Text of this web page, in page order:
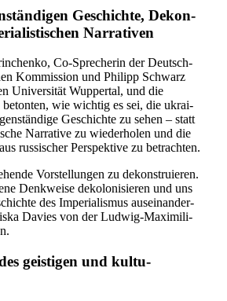
Geschichte, Dekon­
Narrativen
Co-Spre­che­rin der Deutsch-
Kom­mis­sion und Philipp Schwarz
Uni­ver­si­tät Wuppertal, und die
betonten, wie wichtig es sei, die ukrai­
Geschichte zu sehen – statt
Narrative zu wieder­holen und die
russi­scher Perspektive zu betrachten.
Vorstel­lungen zu dekon­stru­ieren.
Denkweise dekolo­ni­sieren und uns
des Imperia­lismus ausein­an­der­
Davies von der Ludwig-Maxi­­mi­­li­
geistigen und kultu­